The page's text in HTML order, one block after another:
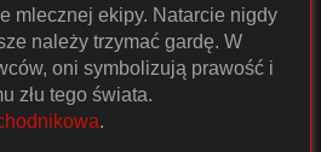
mlecznej ekipy. Natarcie nigdy
należy trzymać gardę. W
oni symbolizują prawość i
złu tego świata.
.